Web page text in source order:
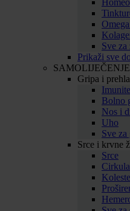
Sve
Prikaži sve
SAMOLIJEČENJE
Gripa i
Bolno
Nos i
Uho
Sve
Srce i krvne
Srce